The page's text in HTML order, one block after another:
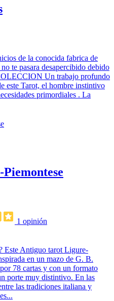
de la conocida fabrica de
te pasara desapercibido debido
Un trabajo profundo
este Tarot, el hombre instintivo
primordiales . La
1 opinión
Este Antiguo tarot Ligure-
en un mazo de G. B.
78 cartas y con un formato
porte muy distintivo. En las
las tradiciones italiana y